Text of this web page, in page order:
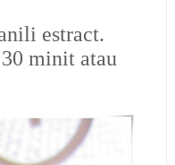
estract.
minit atau